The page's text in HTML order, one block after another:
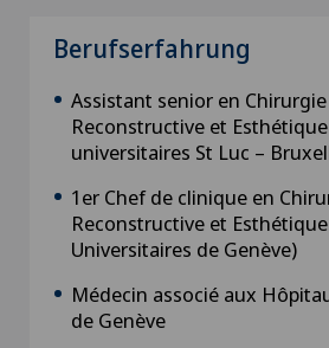
Berufserfahrung
Assistant senior en
Reconstructive et
universitaires St Luc –
1er Chef de clinique en
Reconstructive et
Universitaires de Genève)
Médecin associé aux
de Genève